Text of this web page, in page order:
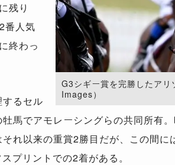
G3シギー賞を完勝したア
Images）
残り
番人気
終わっ
るセル
馬でアモレーシングらの共同所有
れ以来の重賞2勝目だが、この間
プリントでの2着がある。